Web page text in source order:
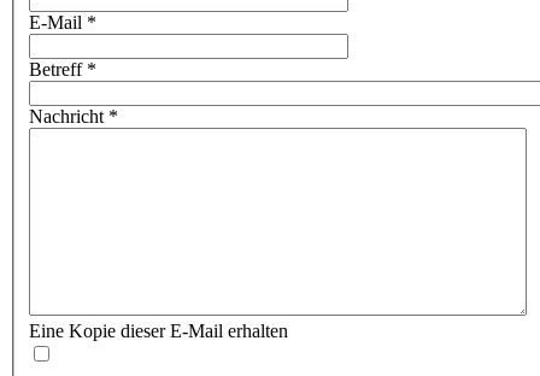
E-Mail *
Betreff*
Nachricht *
Eine Kopie dieser E-Mail erhalten